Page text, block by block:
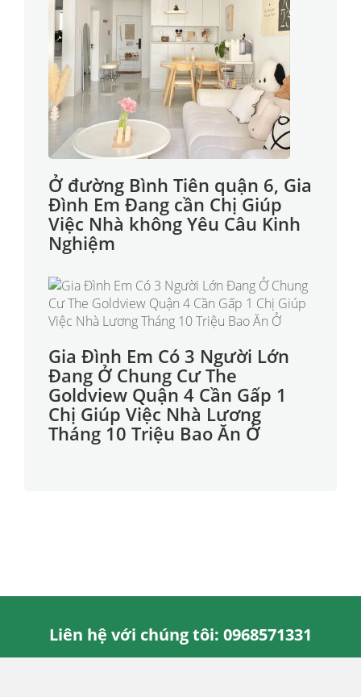
Ở đường Bình Tiên quận 6, Gia
Đình Em Đang cần Chị Giúp
Việc Nhà không Yêu Câu Kinh
Nghiệm
Gia Đình Em Có 3 Người Lớn
Đang Ở Chung Cư The
Goldview Quận 4 Cần Gấp 1
Chị Giúp Việc Nhà Lương
Tháng 10 Triệu Bao Ăn Ở
Liên hệ với chúng tôi: 0968571331